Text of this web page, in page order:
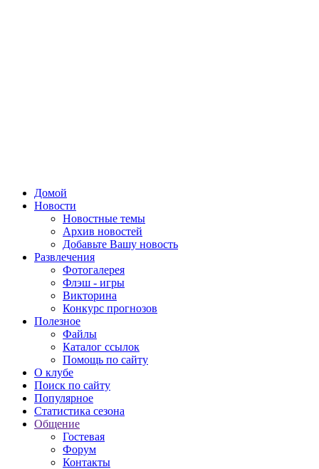
Домой
Новости
Новостные темы
Архив новостей
Добавьте Вашу новость
Развлечения
Фотогалерея
Флэш - игры
Викторина
Конкурс прогнозов
Полезное
Файлы
Каталог ссылок
Помощь по сайту
О клубе
Поиск по сайту
Популярное
Статистика сезона
Общение
Гостевая
Форум
Контакты